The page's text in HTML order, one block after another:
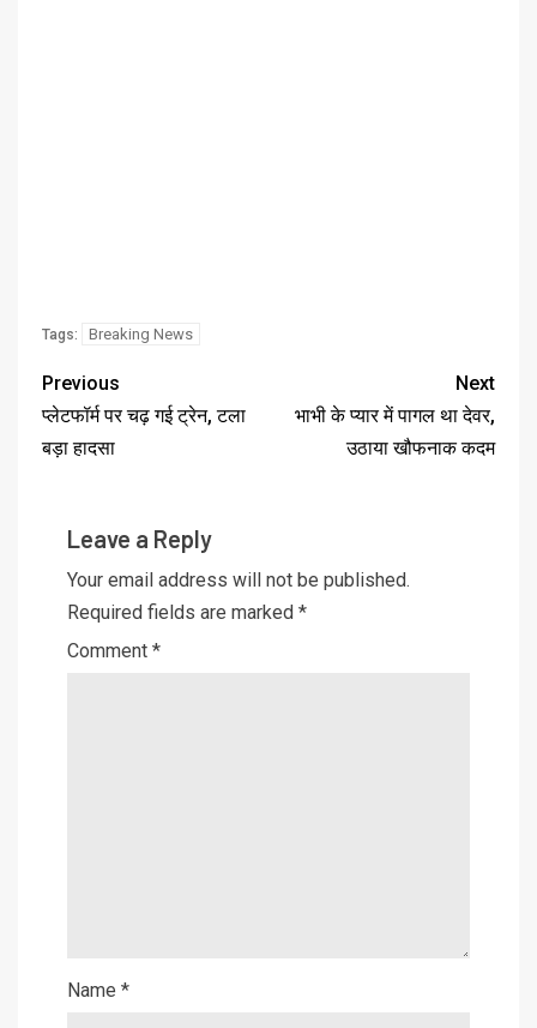
Tags: Breaking News
Previous
प्लेटफॉर्म पर चढ़ गई ट्रेन, टला
बड़ा हादसा
Next
भाभी के प्यार में पागल था देवर,
उठाया खौफनाक कदम
Leave a Reply
Your email address will not be published.
Required fields are marked *
Comment *
Name *